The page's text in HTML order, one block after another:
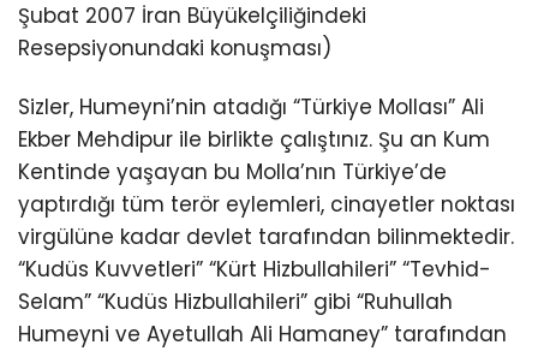
Şubat 2007 İran Büyükelçiliğindeki
Resepsiyonundaki konuşması)
Sizler, Humeyni’nin atadığı “Türkiye Mollası” Ali
Ekber Mehdipur ile birlikte çalıştınız. Şu an Kum
Kentinde yaşayan bu Molla’nın Türkiye’de
yaptırdığı tüm terör eylemleri, cinayetler noktası
virgülüne kadar devlet tarafından bilinmektedir.
“Kudüs Kuvvetleri” “Kürt Hizbullahileri” “Tevhid-
Selam” “Kudüs Hizbullahileri” gibi “Ruhullah
Humeyni ve Ayetullah Ali Hamaney” tarafından